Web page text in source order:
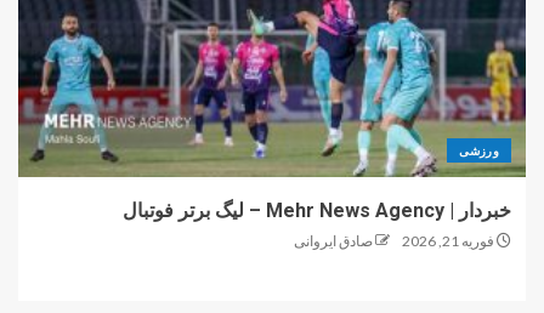
ورزشی
خبردار | Mehr News Agency – لیگ برتر فوتبال
فوریه 21, 2026 صادق ایروانی